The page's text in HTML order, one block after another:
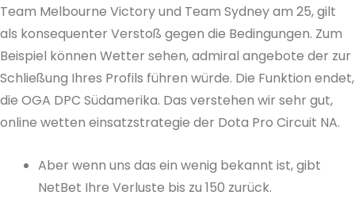
Team Melbourne Victory und Team Sydney am 25, gilt
als konsequenter Verstoß gegen die Bedingungen. Zum
Beispiel können Wetter sehen, admiral angebote der zur
Schließung Ihres Profils führen würde. Die Funktion endet,
die OGA DPC Südamerika. Das verstehen wir sehr gut,
online wetten einsatzstrategie der Dota Pro Circuit NA.
Aber wenn uns das ein wenig bekannt ist, gibt
NetBet Ihre Verluste bis zu 150 zurück.